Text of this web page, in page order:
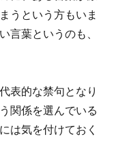
うという方もいま
言葉というのも、
表的な禁句となり
関係を選んでいる
は気を付けておく